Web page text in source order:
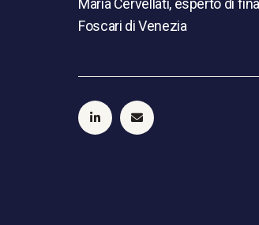
Maria Cervellati, esperto di
Foscari di Venezia